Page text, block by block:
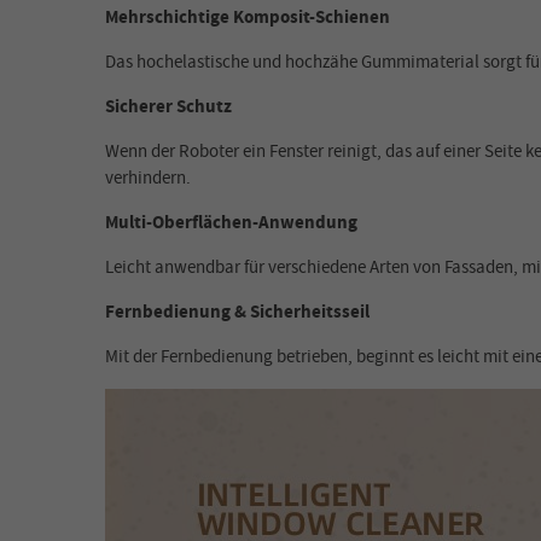
Mehrschichtige Komposit-Schienen
Das hochelastische und hochzähe Gummimaterial sorgt
Sicherer Schutz
Wenn der Roboter ein Fenster reinigt, das auf einer Seite
verhindern.
Multi-Oberflächen-Anwendung
Leicht anwendbar für verschiedene Arten von Fassaden,
Fernbedienung & Sicherheitsseil
Mit der Fernbedienung betrieben, beginnt es leicht mit